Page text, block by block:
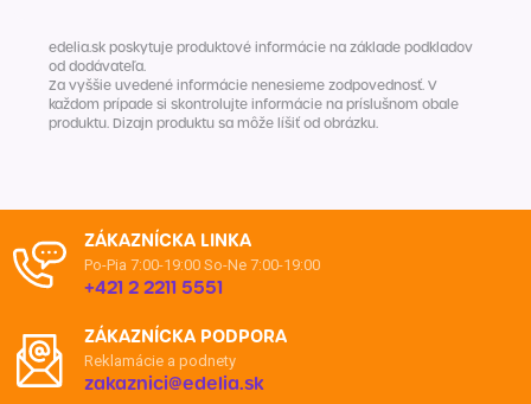
edelia.sk poskytuje produktové informácie na základe podkladov
od dodávateľa.
Za vyššie uvedené informácie nenesieme zodpovednosť. V
každom prípade si skontrolujte informácie na príslušnom obale
produktu. Dizajn produktu sa môže líšiť od obrázku.
ZÁKAZNÍCKA LINKA
Po-Pia 7:00-19:00 So-Ne 7:00-19:00
+421 2 2211 5551
ZÁKAZNÍCKA PODPORA
Reklamácie a podnety
zakaznici@edelia.sk